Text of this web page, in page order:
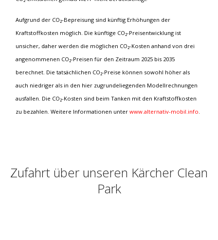
Aufgrund der CO₂-Bepreisung sind künftig Erhöhungen der
Kraftstoffkosten möglich. Die künftige CO₂-Preisentwicklung ist
unsicher, daher werden die möglichen CO₂-Kosten anhand von drei
angenommenen CO₂-Preisen für den Zeitraum 2025 bis 2035
berechnet. Die tatsächlichen CO₂-Preise können sowohl höher als
auch niedriger als in den hier zugrundeliegenden Modellrechnungen
ausfallen. Die CO₂-Kosten sind beim Tanken mit den Kraftstoffkosten
zu bezahlen. Weitere Informationen unter www.alternativ-mobil.info
Zufahrt über unseren Kärcher Clean
Park